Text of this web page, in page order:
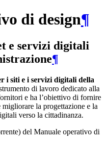
di design¶
e servizi digitali
¶
i siti e i servizi digitali della
di lavoro dedicato alla
e ha l’obiettivo di fornire
la progettazione e la
verso la cittadinanza.
del Manuale operativo di